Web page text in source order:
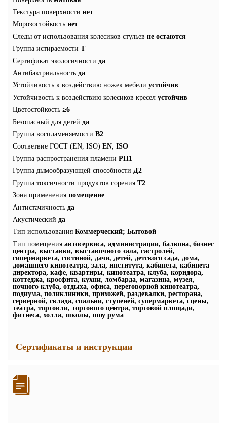
Текстура поверхности нет
Морозостойкость нет
Следы от использования колесиков стульев не остаются
Группа истираемости T
Сертификат экологичности да
Антибактриальность да
Устойчивость к воздействию ножек мебели устойчив
Устойчивость к воздействию колесиков кресел устойчив
Цветостойкость ≥6
Безопасный для детей да
Группа воспламеняемости В2
Соответвие ГОСТ (EN, ISO) EN, ISO
Группа распространения пламени РП1
Группа дымообразующей способности Д2
Группа токсичности продуктов горения Т2
Зона применения помещение
Антистачичность да
Акустический да
Тип использования Коммерческий; Бытовой
Тип помещения автосервиса, администрации, балкона, бизнес
центра, выставки, выставочного зала, гастролей,
гипермаркета, гостиной, дачи, детей, детского сада, дома,
домашнего кинотеатра, зала, института, кабинета, кабинета
директора, кафе, квартиры, кинотеатра, клуба, коридора,
коттеджа, кросфита, кухни, ломбарда, магазина, музея,
ночного клуба, отдыха, офиса, переговорной кинотеатра,
подиума, поликлиники, прихожей, раздевалки, ресторана,
серверной, склада, спальни, ступеней, супермаркета, сцены,
театра, торговли, торгового центра, торговой площади,
фитнеса, холла, школы, шоу рума
Сертификаты и инструкции